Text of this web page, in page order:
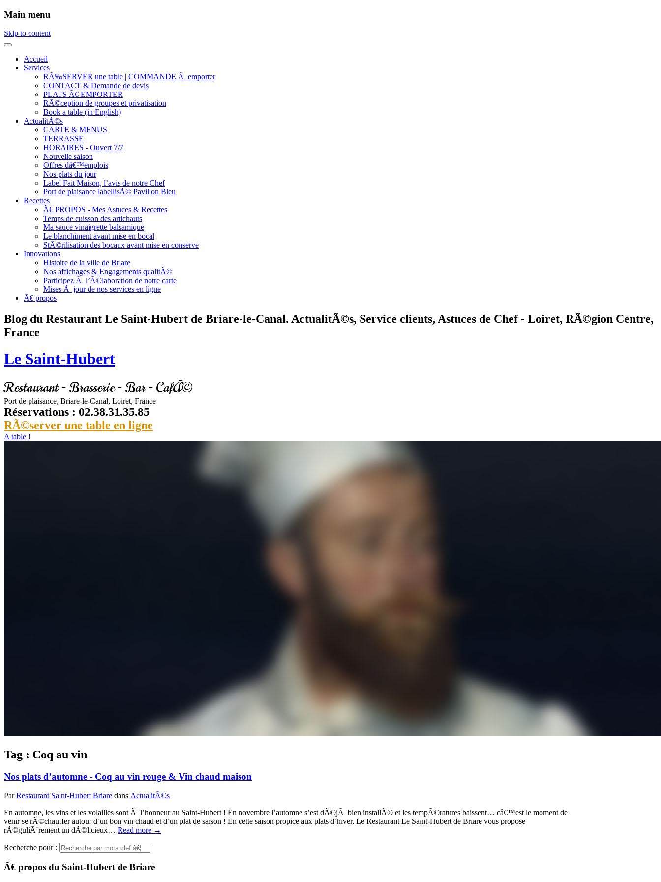
Main menu
Skip to content
Accueil
Services
RÃ‰SERVER une table | COMMANDE Ã emporter
CONTACT & Demande de devis
PLATS Ã€ EMPORTER
RÃ©ception de groupes et privatisation
Book a table (in English)
ActualitÃ©s
CARTE & MENUS
TERRASSE
HORAIRES - Ouvert 7/7
Nouvelle saison
Offres dâ€™emplois
Nos plats du jour
Label Fait Maison, l’avis de notre Chef
Port de plaisance labellisÃ© Pavillon Bleu
Recettes
Ã€ PROPOS - Mes Astuces & Recettes
Temps de cuisson des artichauts
Ma sauce vinaigrette balsamique
Le blanchiment avant mise en bocal
StÃ©rilisation des bocaux avant mise en conserve
Innovations
Histoire de la ville de Briare
Nos affichages & Engagements qualitÃ©
Participez Ã l’Ã©laboration de notre carte
Mises Ã jour de nos services en ligne
Ã€ propos
Blog du Restaurant Le Saint-Hubert de Briare-le-Canal. ActualitÃ©s, Service clients, Astuces de Chef - Loiret, RÃ©gion Centre,
France
Le Saint-Hubert
Restaurant - Brasserie - Bar - CafÃ©
Port de plaisance, Briare-le-Canal, Loiret, France
Réservations : 02.38.31.35.85
RÃ©server une table en ligne
A table !
Tag : Coq au vin
Nos plats d’automne - Coq au vin rouge & Vin chaud maison
ParRestaurant Saint-Hubert Briare dans ActualitÃ©s
En automne, les vins et les volailles sont Ã l’honneur au Saint-Hubert ! En novembre l’automne s’est dÃ©jÃ bien installÃ© et les tempÃ©ratures baissent… câ€™est le moment de
venir se rÃ©chauffer autour d’un bon vin chaud et d’un plat de saison ! En cette saison propice aux plats d’hiver, Le Restaurant Le Saint-Hubert de Briare vous propose
rÃ©guliÃ¨rement un dÃ©licieux… Read more →
Recherche pour :
Ã€ propos du Saint-Hubert de Briare